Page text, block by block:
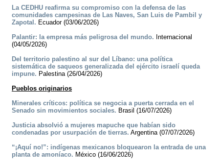
La CEDHU reafirma su compromiso con la defensa de las
comunidades campesinas de Las Naves, San Luis de Pambil y
Zapotal. Ecuador (03/06/2026)
Palantir: la empresa más peligrosa del mundo. Internacional
(04/05/2026)
Del territorio palestino al sur del Líbano: una política
sistemática de saqueos generalizada del ejército israelí queda
impune. Palestina (26/04/2026)
Pueblos originarios
Minerales críticos: política se negocia a puerta cerrada en el
Senado sin movimientos sociales. Brasil (16/07/2026)
Justicia absolvió a mujeres mapuche que habían sido
condenadas por usurpación de tierras. Argentina (07/07/2026)
“¡Aquí no!”: indígenas mexicanos bloquearon la entrada de una
planta de amoníaco. México (16/06/2026)